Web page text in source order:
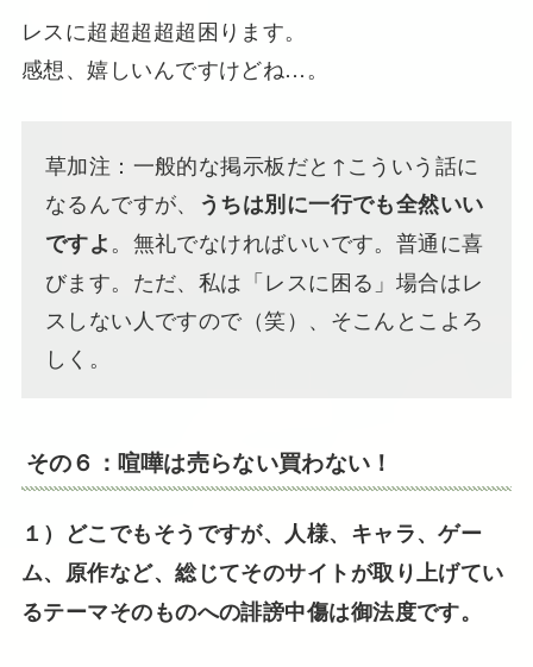
レスに超超超超超困ります。
感想、嬉しいんですけどね…。
草加注：一般的な掲示板だと↑こういう話に
なるんですが、
うちは別に一行でも全然いい
ですよ。無礼でなければいいです。普通に喜
びます。ただ、私は「レスに困る」場合はレ
スしない人ですので（笑）、そこんとこよろ
しく。
その６：喧嘩は売らない買わない！
１）どこでもそうですが、人様、キャラ、ゲー
ム、原作など、総じてそのサイトが取り上げてい
るテーマそのものへの誹謗中傷は御法度です。